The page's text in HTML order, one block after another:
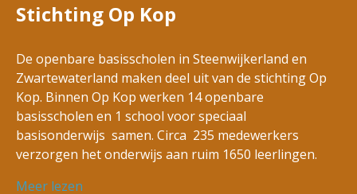
Stichting Op Kop
De openbare basisscholen in Steenwijkerland en
Zwartewaterland maken deel uit van de stichting Op
Kop. Binnen Op Kop werken 14 openbare
basisscholen en 1 school voor speciaal
basisonderwijs samen. Circa 235 medewerkers
verzorgen het onderwijs aan ruim 1650 leerlingen.
Meer lezen